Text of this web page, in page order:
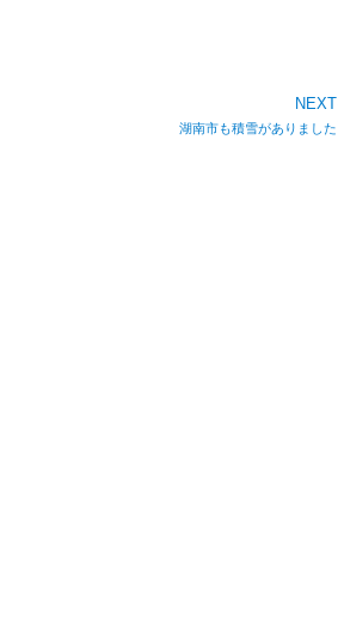
NEXT
湖南市も積雪がありました